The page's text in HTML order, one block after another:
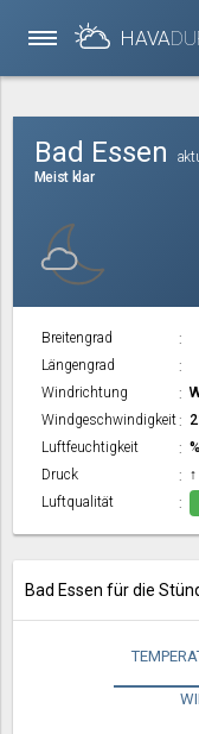
HAVA
Bad Essen
Meist klar
Breitengrad
Längengrad
Windrichtung
Windgeschwindigkeit
Luftfeuchtigkeit
Druck
Luftqualität
Bad Essen für die